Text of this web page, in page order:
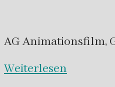
AG Animationsfilm,
Weiterlesen